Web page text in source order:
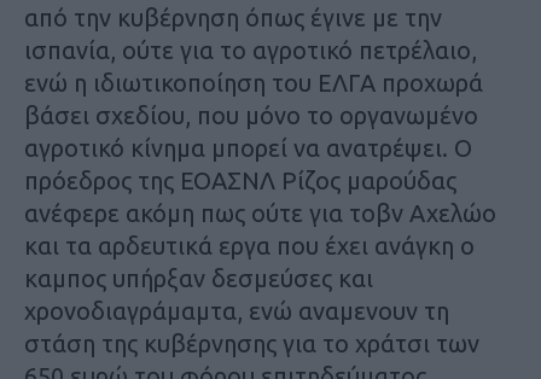
από την κυβέρνηση όπως έγινε με την
ισπανία, ούτε για το αγροτικό πετρέλαιο,
ενώ η ιδιωτικοποίηση του ΕΛΓΑ προχωρά
βάσει σχεδίου, που μόνο το οργανωμένο
αγροτικό κίνημα μπορεί να ανατρέψει. Ο
πρόεδρος της ΕΟΑΣΝΛ Ρίζος μαρούδας
ανέφερε ακόμη πως ούτε για τοβν Αχελώο
και τα αρδευτικά εργα που έχει ανάγκη ο
καμπος υπήρξαν δεσμεύσες και
χρονοδιαγράμαμτα, ενώ αναμενουν τη
στάση της κυβέρνησης για το χράτσι των